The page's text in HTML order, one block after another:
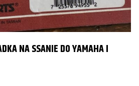
NA SSANIE DO YAMAHA I